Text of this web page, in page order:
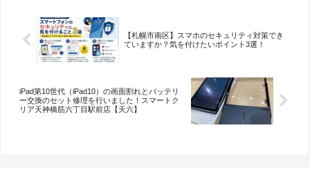
【札幌市南区】スマホのセキュリティ対策でき
ていますか？気を付けたいポイント3選！
iPad第10世代（iPad10）の画面割れとバッテリ
ー交換のセット修理を行いました！スマートク
リア天神橋筋六丁目駅前店【天六】